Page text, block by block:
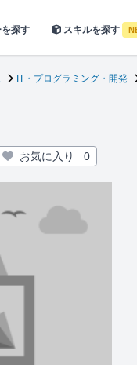
探す スキルを探す
IT・プログラミング・開発
お気に入り 0